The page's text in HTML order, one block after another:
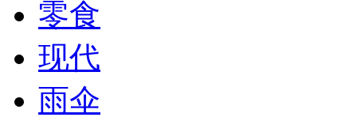
零食
现代
雨伞